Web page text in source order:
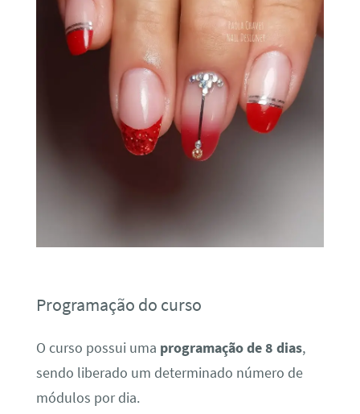
Programação do curso
O curso possui uma programação de 8 dias,
sendo liberado um determinado número de
módulos por dia.